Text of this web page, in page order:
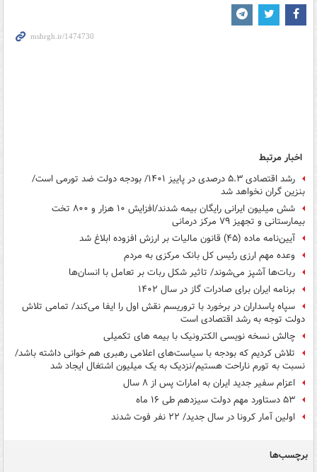
اخبار مرتبط
رشد اقتصادی ۵.۳ درصدی در پاییز ۱۴۰۱/ بودجه دولت ضد تورمی است/
بنزین گران نخواهد شد
شش میلیون ایرانی رایگان بیمه شدند/افزایش ۱۰ هزار و ۸۰۰ تخت
بیمارستانی و تجهیز ۷۹ مرکز درمانی
آیین‌‍‌نامه ماده (۴۵) قانون مالیات بر ارزش افزوده ابلاغ شد
وعده مهم ارزی رئیس کل بانک مرکزی به مردم
ربات‌ها آشپز می‌شوند/ تاثیر شکل ربات بر تعامل با انسان‌ها
برنامه ایران برای صادرات گاز در سال ۱۴۰۲
سپاه پاسداران در برخورد با تروریسم نقش اول را ایفا می‌کند/ تمامی تلاش
دولت توجه به رشد اقتصادی است
چالش نسخه نویسی الکترونیک با بیمه های تکمیلی
تلاش کردیم که بودجه با سیاست‌های اعلامی رهبری هم خوانی داشته باشد/
نسبت به تورم ناراحت هستیم/نزدیک به یک میلیون اشتغال ایجاد شد
اعزام سفیر جدید ایران به امارات پس از ۸ سال
۵۳ دستاورد مهم دولت سیزدهم طی ۱۶ ماه
اولین آمار کرونا در سال جدید/ ۲۲ نفر فوت شدند
برچسب‌ها